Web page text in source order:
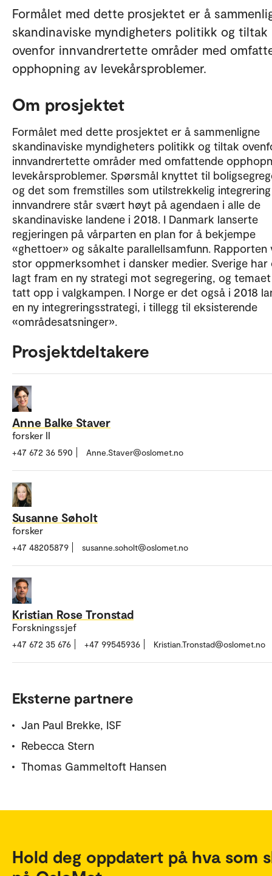
Formålet med dette prosjektet er å
skandinaviske myndigheters politikk og tiltak
ovenfor innvandrertette områder med
opphopning av levekårsproblemer.
Om prosjektet
Formålet med dette prosjektet er å sammenligne
skandinaviske myndigheters politikk og tiltak
innvandrertette områder med omfattende
levekårsproblemer. Spørsmål knyttet til
og det som fremstilles som utilstrekkelig
innvandrere står svært høyt på agendaen i alle de
skandinaviske landene i 2018. I Danmark lanserte
regjeringen på vårparten en plan for å bekjempe
«ghettoer» og såkalte parallellsamfunn. Rapporten
stor oppmerksomhet i dansker medier. Sverige har
lagt fram en ny strategi mot segregering, og
tatt opp i valgkampen. I Norge er det også i 2018
en ny integreringsstrategi, i tillegg til eksisterende
«områdesatsninger».
Prosjektdeltakere
Anne Balke Staver
forsker II
+47 672 36 590 Anne.Staver@oslomet.no
Susanne Søholt
forsker
+47 48205879 susanne.soholt@oslomet.no
Kristian Rose Tronstad
Forskningssjef
+47 672 35 676 +47 99545936 Kristian.Tronstad@oslomet.no
Eksterne partnere
Jan Paul Brekke, ISF
Rebecca Stern
Thomas Gammeltoft Hansen
Hold deg oppdatert på hva som